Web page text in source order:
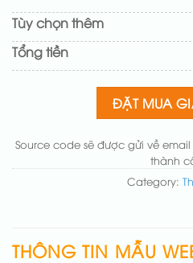
Đổi màu chủ đạo theo
Sửa danh mục và sắp
chuẩn(+200.000₫)
Thay đổi bố cục trang
Thêm các nút liên hệ
Tùy chọn thêm
Tổng tiền
ĐẶT MUA
Source code sẽ được gửi về
thành
Category:
THÔNG TIN MẪU